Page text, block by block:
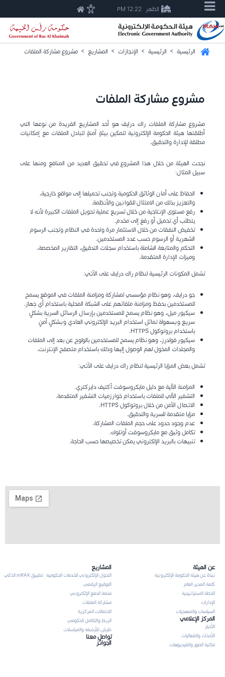
الظهر 12:22 PM
الرئيسية > الرئيسية > الإنجازات > المشاريع > مشروع مشاركة الملفات
مشروع مشاركة الملفات
مشروع مشاركة الملفات راك درايف هو أحد المشاريع الفريدة من نوعها التي
أطلقتها هيئة الحكومة الإلكترونية لتمكين بيئةٍ آمنةٍ لتبادل الملفات مع إمكانيات
مطلقة للإدارة والتدقيق.
نجحت الهيئة من خلال هذا المشروع في تحقيق العديد من المنافع ومنها على
سبيل المثال:
الحفاظ على أمان الوثائق الحكومية وتجنب تحميلها إلى مواقع خارجية،
والتعزيز بذلك من الامتثال للقوانين والأنظمة.
رفع مستوى الإنتاجية من خلال تسريع عملية تحويل الملفات الكبيرة لأنه لا
يتطلب أي تحميل أو رفع إلى مخدم.
تخفيض النفقات من خلال الاستثمار مرة واحدة في النظام وتجنب الرسوم
الشهرية أو الرسوم حسب عدد المستخدمين.
التحكم والمتابعة الشاملة باستخدام سجلات التدقيق، التقارير المخصصة،
وميزات الإدارة المتقدمة.
تشمل المكونات الرئيسية لنظام راك درايف على الآتي:
جو درايف، وهو نظام مؤسسي لمشاركة ومزامنة الملفات في الموقع يسمح
للمستخدمين بحفظ ومزامنة ملفاتهم على الشبكة المحلية باستخدام أي جهاز.
سيكيور ميل، وهو نظام يسمح للمستخدمين بإرسال الرسائل السرية بشكلٍ
سريع وبسهولة تماثل استخدام البريد الإلكتروني العادي وبشكلٍ آمنٍ
باستخدام بروتوكول HTTPS.
سيكيور فولدرز، وهو نظام يسمح للمستخدمين بالولوج عن بعد إلى الملفات
والمجلدات المخول لهم الوصول إليها وذلك باستخدام متصفح الإنترنت.
تشمل بعض المزايا الرئيسية لنظام راك درايف على الآتي:
المزامنة الآلية مع دليل مايكروسوفت آكتيف دايركتري.
التشفير الآلي للملفات باستخدام خوارزميات التشفير المتقدمة.
الاتصال الآمن من خلال بروتوكول HTTPS.
مزايا متقدمة للسرية والتدقيق.
عدم وجود حدود على حجم الملفات المشاركة.
تكامل وثيق مع مايكروسوفت أوتلوك.
تنبيهات بالبريد الإلكتروني يمكن تخصيصها حسب الحاجة.
عن الهيئة
نبذة عن هيئة الحكومة الإلكترونية
كلمة المدير العام
الخطة الاستراتيجية
الإدارات
السياسات والمنهجيات
المركز الإعلامي
الأخبار
الأحداث والفعاليات
مكتبة الصور والفيديوهات
المشاريع
التحول الإلكتروني للخدمات الحكومية تطبيق mRAK الذكي
التوقيع الرقمي
منصة الدفع الإلكتروني
مشاركة الملفات
الاتصالات المركزية
الربط والتكامل الحكومي
طرش للأرشفة والمراسلات
تواصل معنا
الجوائز